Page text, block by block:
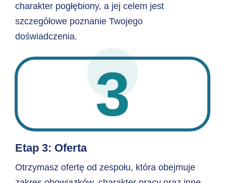
charakter pogłębiony, a jej celem jest
szczegółowe poznanie Twojego
doświadczenia.
3
Etap 3: Oferta
Otrzymasz ofertę od zespołu, która obejmuje